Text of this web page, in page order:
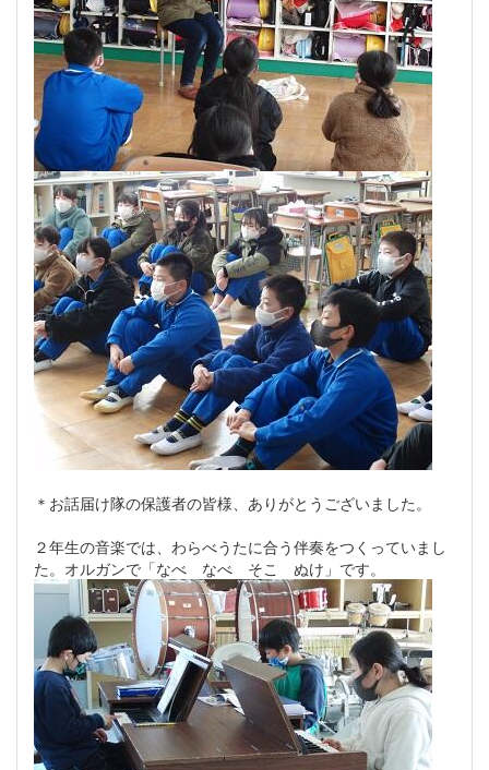
＊お話届け隊の保護者の皆様、ありがとうございました。
２年生の音楽では、わらべうたに合う伴奏をつくっていまし
た。オルガンで「なべ なべ そこ ぬけ」です。